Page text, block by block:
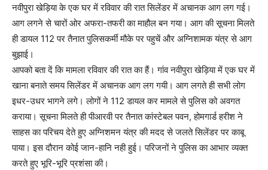
नवीपुरा खेड़िया के एक घर में रविवार की रात सिलेंडर में अचानक आग लग गई।
आग लगने से चारों ओर अफरा-तफरी का माहौल बन गया। आग की सूचना मिलते
ही डायल 112 पर तैनात पुलिसकर्मी मौके पर पहुचें और अग्निशामक यंत्र से आग
बुझाई।
आपको बता दें कि मामला रविवार की रात का हैं। गांव नवीपुरा खेड़िया में एक घर में
खाना बनाते समय सिलेंडर में अचानक आग लग गयी। आग लगते ही सभी लोग
इधर-उधर भागने लगे। लोगों ने 112 डायल कर मामले से पुलिस को अवगत
कराया। सूचना मिलते ही पीआरवी पर तैनात कांस्टेबल पवन, होमगार्ड हरीश ने
साहस का परिचय देते हुए अग्निशमन यंत्र की मदद से जलते सिलेंडर पर काबू
पाया। इस दौरान कोई जान-हानि नही हुई। परिजनों ने पुलिस का आभार व्यक्त
करते हुए भूरि-भूरि प्रशंसा की।